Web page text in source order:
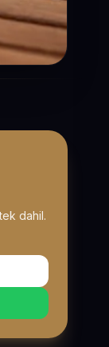
dahil.